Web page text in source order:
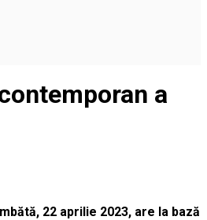
a
22 aprilie 2023, are la bază